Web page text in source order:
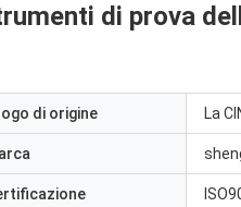
di prova
di origine La